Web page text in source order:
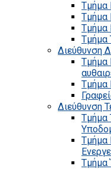
Τμήμα
Τμήμα
Τμήμα
Τμήμα
Διεύθυνση
Τμήμα
Τμήμα
Διεύθυνση
Τμήμα
Τμήμα
Τμήμα